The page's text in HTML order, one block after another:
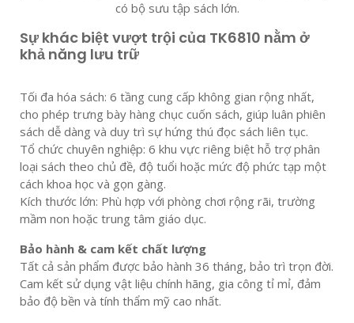
có bộ sưu tập sách lớn.
Sự khác biệt vượt trội của TK6810 nằm ở
khả năng lưu trữ
Tối đa hóa sách: 6 tầng cung cấp không gian rộng nhất,
cho phép trưng bày hàng chục cuốn sách, giúp luân phiên
sách dễ dàng và duy trì sự hứng thú đọc sách liên tục.
Tổ chức chuyên nghiệp: 6 khu vực riêng biệt hỗ trợ phân
loại sách theo chủ đề, độ tuổi hoặc mức độ phức tạp một
cách khoa học và gọn gàng.
Kích thước lớn: Phù hợp với phòng chơi rộng rãi, trường
mầm non hoặc trung tâm giáo dục.
Bảo hành & cam kết chất lượng
Tất cả sản phẩm được bảo hành 36 tháng, bảo trì trọn đời.
Cam kết sử dụng vật liệu chính hãng, gia công tỉ mỉ, đảm
bảo độ bền và tính thẩm mỹ cao nhất.